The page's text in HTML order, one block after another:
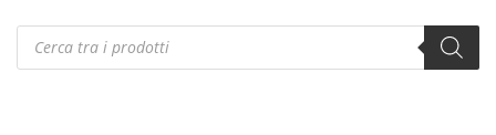
Products
search